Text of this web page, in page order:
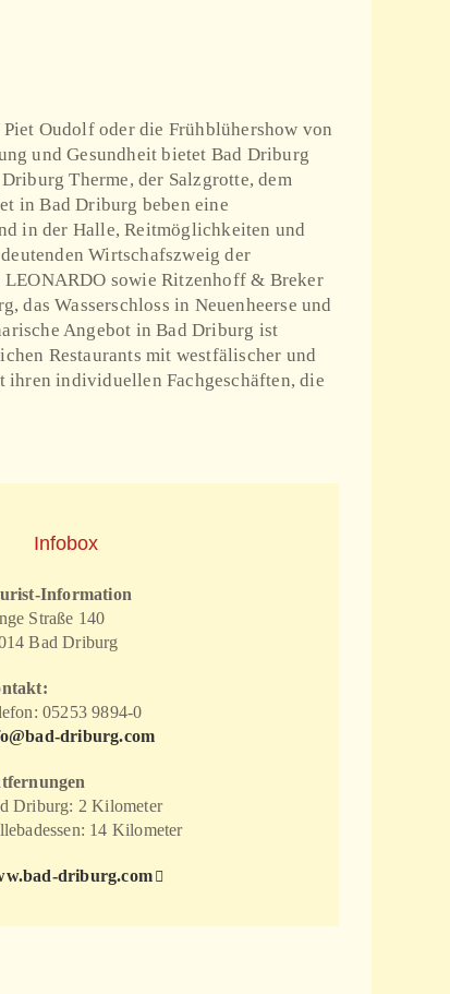
Oudolf oder die Frühblühershow von
und Gesundheit bietet Bad Driburg
Therme, der Salzgrotte, dem
in Bad Driburg beben eine
in der Halle, Reitmöglichkeiten und
Wirtschafszweig der
sowie Ritzenhoff & Breker
Wasserschloss in Neuenheerse und
Angebot in Bad Driburg ist
Restaurants mit westfälischer und
ihren individuellen Fachgeschäften, die
Infobox
Information
Straße 140
Bad Driburg
05253 9894-0
driburg.com
Driburg: 2 Kilometer
14 Kilometer
driburg.com